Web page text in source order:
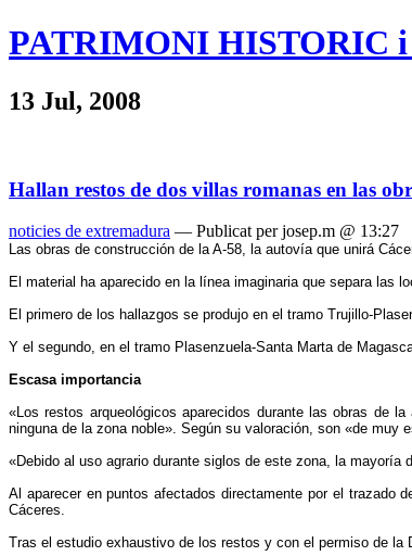
PATRIMONI HISTORIC
13 Jul, 2008
Hallan restos de dos villas romanas en las
noticies de extremadura — Publicat per josep.m @ 13:27
Las obras de construcción de la A-58, la autovía que unirá
El material ha aparecido en la línea imaginaria que separa las
El primero de los hallazgos se produjo en el tramo Trujillo-
Y el segundo, en el tramo Plasenzuela-Santa Marta de
Escasa importancia
«Los restos arqueológicos aparecidos durante las obras de
ninguna de la zona noble». Según su valoración, son «de
«Debido al uso agrario durante siglos de este zona, la
Al aparecer en puntos afectados directamente por el trazado
Cáceres.
Tras el estudio exhaustivo de los restos y con el permiso de